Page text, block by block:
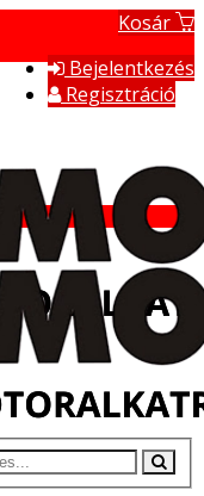
Kosár
Bejelentkezés
Regisztráció